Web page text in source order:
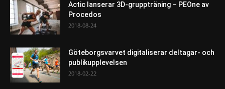
Actic lanserar 3D-gruppträning – PEOne av
Procedos
2018-08-24
Göteborgsvarvet digitaliserar deltagar- och
publikupplevelsen
2018-02-22